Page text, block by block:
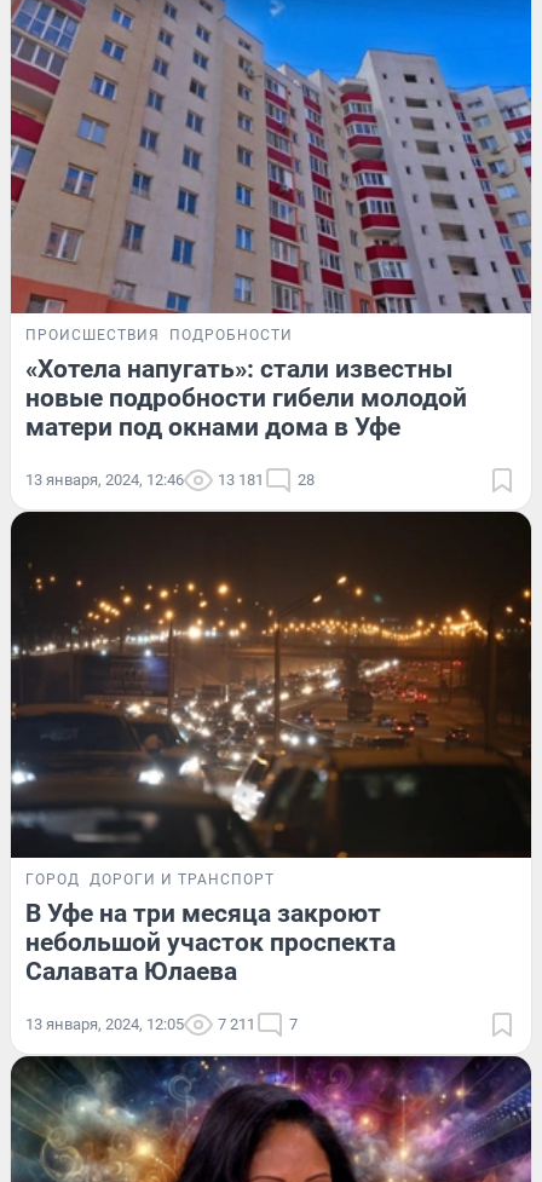
ПРОИСШЕСТВИЯ ПОДРОБНОСТИ
«Хотела напугать»: стали известны
новые подробности гибели молодой
матери под окнами дома в Уфе
13 января, 2024, 12:46 13 181 28
ГОРОД ДОРОГИ И ТРАНСПОРТ
В Уфе на три месяца закроют
небольшой участок проспекта
Салавата Юлаева
13 января, 2024, 12:05 7 211 7